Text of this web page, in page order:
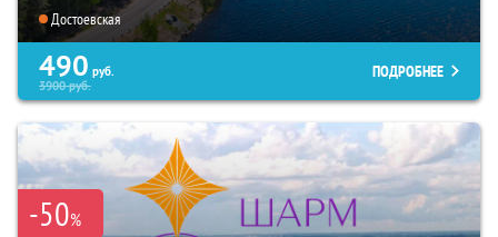
Достоевская
490 руб.
3900руб.
ПОДРОБНЕЕ
-50%